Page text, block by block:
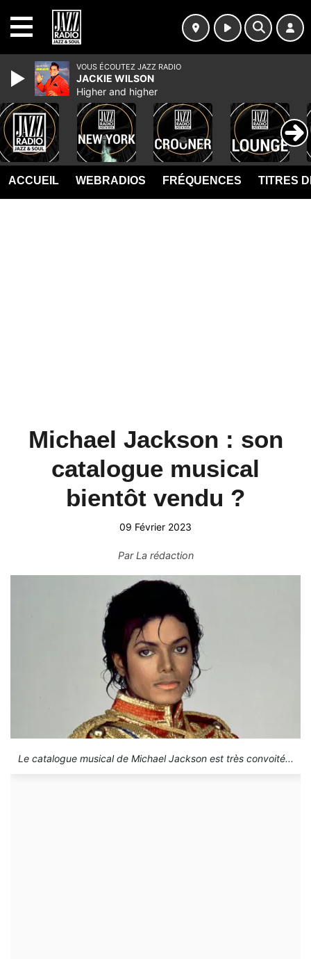
ACCUEIL WEBRADIOS FRÉQUENCES TITRES
Michael Jackson : son
catalogue musical
bientôt vendu ?
09 Février 2023
ParLa rédaction
Le catalogue musical de Michael Jackson est très convoité...
VOUS ÉCOUTEZ JAZZ RADIO
JACKIE WILSON
Higher and higher